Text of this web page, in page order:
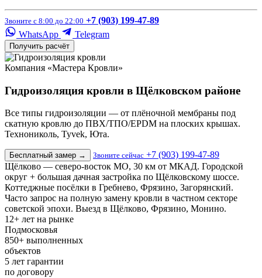
Звоните с 8:00 до 22:00 +7 (903) 199-47-89
WhatsApp
Telegram
Получить расчёт
Компания «Мастера Кровли»
Гидроизоляция кровли в Щёлковском районе
Все типы гидроизоляции — от плёночной мембраны под
скатную кровлю до ПВХ/ТПО/EPDM на плоских крышах.
Технониколь, Tyvek, Юта.
Бесплатный замер → Звоните сейчас +7 (903) 199-47-89
Щёлково — северо-восток МО, 30 км от МКАД. Городской
округ + большая дачная застройка по Щёлковскому шоссе.
Коттеджные посёлки в Гребнево, Фрязино, Загорянский.
Часто запрос на полную замену кровли в частном секторе
советской эпохи. Выезд в Щёлково, Фрязино, Монино.
12+ лет на рынке
Подмосковья
850+ выполненных
объектов
5 лет гарантии
по договору